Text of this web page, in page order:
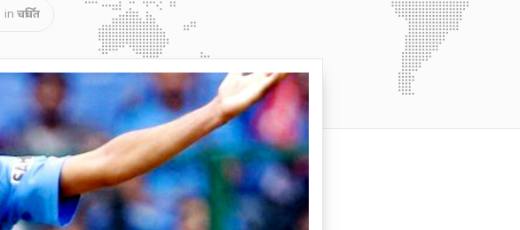
in चर्चित